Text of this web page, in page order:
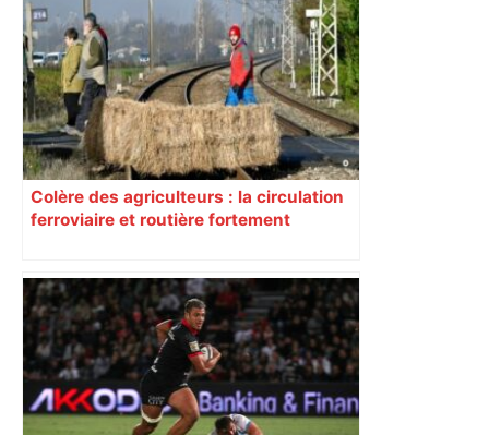
Colère des agriculteurs : la circulation
ferroviaire et routière fortement